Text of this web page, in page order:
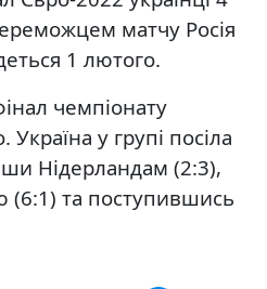
матчу Росія
1 лютого.
чемпіонату
Україна у групі посіла
Нідерландам (2:3),
(6:1) та поступившись